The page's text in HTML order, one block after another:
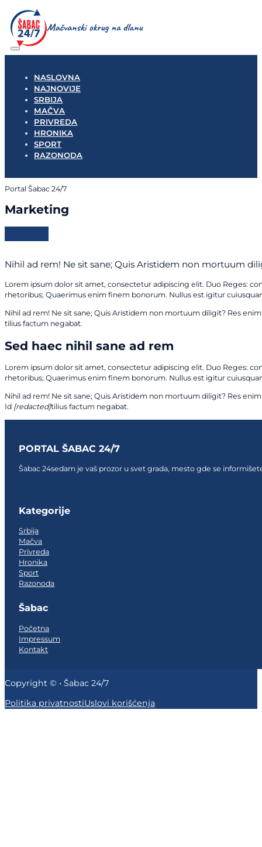
NASLOVNA
NAJNOVIJE
SRBIJA
MAČVA
PRIVREDA
HRONIKA
SPORT
RAZONODA
Portal Šabac 24/7
Marketing
Nihil ad rem! Ne sit sane; Quis Aristidem non mortuum
Lorem ipsum dolor sit amet, consectetur adipiscing elit. Duo Reges:
rhetoribus; Quaerimus enim finem bonorum. Nullus est igitur
Nihil ad rem! Ne sit sane; Quis Aristidem non mortuum diligit? Res
tilius factum negabat.
Sed haec nihil sane ad rem
Lorem ipsum dolor sit amet, consectetur adipiscing elit. Duo Reges:
rhetoribus; Quaerimus enim finem bonorum. Nullus est igitur
Nihil ad rem! Ne sit sane; Quis Aristidem non mortuum diligit? Res
Id [redacted]tilius factum negabat.
PORTAL ŠABAC 24/7
Šabac 24sedam je vaš prozor u svet grada, mesto gde se
Kategorije
Srbija
Mačva
Privreda
Hronika
Sport
Razonoda
Šabac
Početna
Impressum
Kontakt
Copyright © • Šabac 24/7
Politika privatnostiUslovi korišćenja